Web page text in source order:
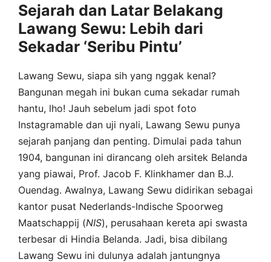
Sejarah dan Latar Belakang
Lawang Sewu: Lebih dari
Sekadar ‘Seribu Pintu’
Lawang Sewu, siapa sih yang nggak kenal?
Bangunan megah ini bukan cuma sekadar rumah
hantu, lho! Jauh sebelum jadi spot foto
Instagramable dan uji nyali, Lawang Sewu punya
sejarah panjang dan penting. Dimulai pada tahun
1904, bangunan ini dirancang oleh arsitek Belanda
yang piawai, Prof. Jacob F. Klinkhamer dan B.J.
Ouendag. Awalnya, Lawang Sewu didirikan sebagai
kantor pusat Nederlands-Indische Spoorweg
Maatschappij (NIS), perusahaan kereta api swasta
terbesar di Hindia Belanda. Jadi, bisa dibilang
Lawang Sewu ini dulunya adalah jantungnya